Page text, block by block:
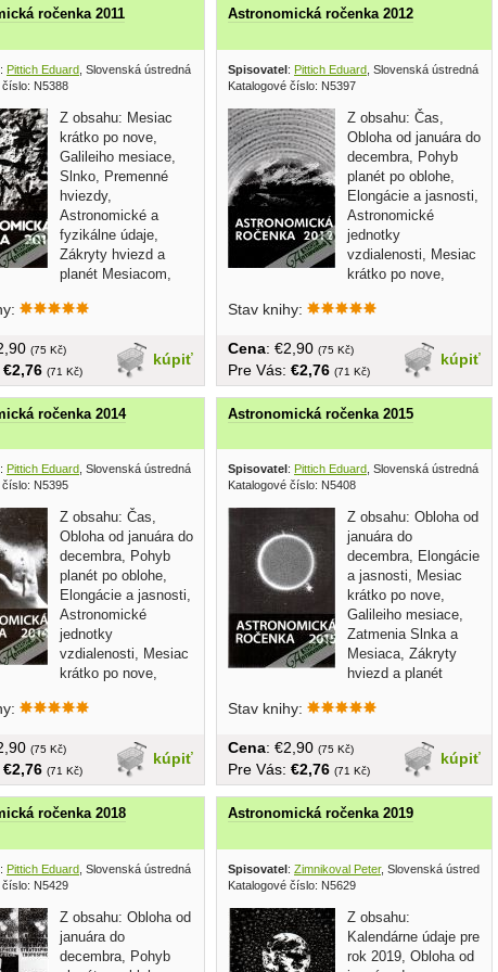
ročenka 2011
: Pittich Eduard , Slovenská ústredná hvezdáreň Hurbanovo 2010
N5388
Z obsahu: Mesiac
krátko po nove,
Galileiho mesiace,
Slnko, Premenné
hviezdy,
Astronomické a
fyzikálne údaje,
Zákryty hviezd a
planét Mesiacom,
kúpiť
(75 Kč)
€2,76 (71 Kč)
Astronomická ročenka 2012
Spisovatel: Pittich Eduard , Slovenská ústredná
Katalogové číslo: N5397
Z obsahu: Čas,
Obloha od januára do
decembra, Pohyb
planét po oblohe,
Elongácie a jasnosti,
Astronomické
jednotky
vzdialenosti, Mesiac
krátko po nove,
Stav knihy:
kúpiť
Cena: €2,90 (75 Kč)
Pre Vás: €2,76 (71 Kč)
ročenka 2014
: Pittich Eduard , Slovenská ústredná hvezdáreň Hurbanovo 2013
N5395
Z obsahu: Čas,
Obloha od januára do
decembra, Pohyb
planét po oblohe,
Elongácie a jasnosti,
Astronomické
jednotky
vzdialenosti, Mesiac
krátko po nove,
kúpiť
(75 Kč)
€2,76 (71 Kč)
Astronomická ročenka 2015
Spisovatel : Pittich Eduard , Slovenská ústredná
Katalogové číslo: N5408
Z obsahu: Obloha od
januára do
decembra, Elongácie
a jasnosti, Mesiac
krátko po nove,
Galileiho mesiace,
Zatmenia Slnka a
Mesiaca, Zákryty
hviezd a planét
Stav knihy:
kúpiť
Cena: €2,90 (75 Kč)
Pre Vás: €2,76 (71 Kč)
ročenka 2018
: Pittich Eduard , Slovenská ústredná hvezdáreň Hurbanovo 2017
N5429
Z obsahu: Obloha od
januára do
decembra, Pohyb
Astronomická ročenka 2019
Spisovatel: Zimnikoval Peter, Slovenská ústredná
Katalogové číslo: N5629
Z obsahu:
Kalendárne údaje pre
rok 2019, Obloha od